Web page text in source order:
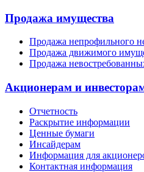
Продажа имущества
Продажа непрофильного
Продажа движимого
Продажа
Акционерам и
Отчетность
Раскрытие информации
Ценные бумаги
Инсайдерам
Информация для
Контактная информация